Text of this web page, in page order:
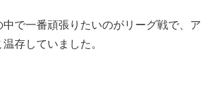
で一番頑張りたいのがリーグ戦で、ア
存していました。